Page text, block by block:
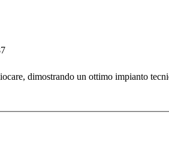
dimostrando un ottimo impianto